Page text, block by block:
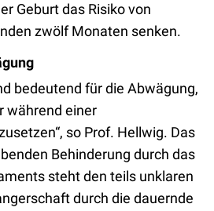
Geburt das Risiko von
zwölf Monaten senken.
bedeutend für die Abwägung,
während einer
so Prof. Hellwig. Das
Behinderung durch das
steht den teils unklaren
durch die dauernde